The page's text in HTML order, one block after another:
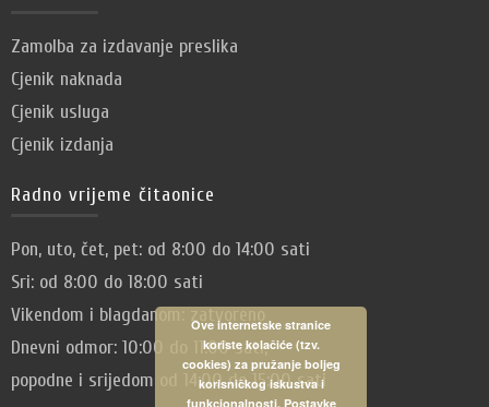
Zamolba za izdavanje preslika
Cjenik naknada
Cjenik usluga
Cjenik izdanja
Radno vrijeme čitaonice
Pon, uto, čet, pet: od 8:00 do 14:00 sati
Sri: od 8:00 do 18:00 sati
Vikendom i blagdanom: zatvoreno
Dnevni odmor: 10:00 do 11:00 sati,
popodne i srijedom od 14:00 do 15:00 sati
Ove internetske stranice
koriste kolačiće (tzv.
cookies) za pružanje boljeg
korisničkog iskustva i
funkcionalnosti. Postavke